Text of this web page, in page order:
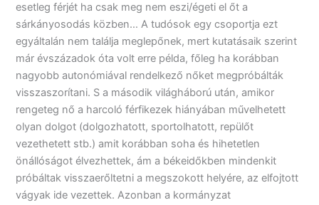
esetleg férjét ha csak meg nem eszi/égeti el őt a
sárkányosodás közben… A tudósok egy csoportja ezt
egyáltalán nem találja meglepőnek, mert kutatásaik szerint
már évszázadok óta volt erre példa, főleg ha korábban
nagyobb autonómiával rendelkező nőket megpróbálták
visszaszorítani. S a második világháború után, amikor
rengeteg nő a harcoló férfikezek hiányában művelhetett
olyan dolgot (dolgozhatott, sportolhatott, repülőt
vezethetett stb.) amit korábban soha és hihetetlen
önállóságot élvezhettek, ám a békeidőkben mindenkit
próbáltak visszaerőltetni a megszokott helyére, az elfojtott
vágyak ide vezettek. Azonban a kormányzat